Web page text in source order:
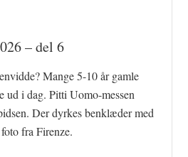
– del 6
Mange 5-10 år gamle
ud i dag. Pitti Uomo-messen
Der dyrkes benklæder med
fra Firenze.